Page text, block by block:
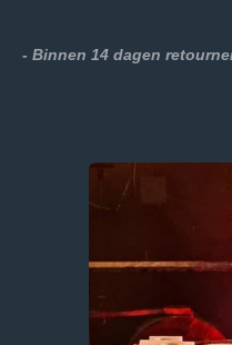
- Binnen 14 dagen